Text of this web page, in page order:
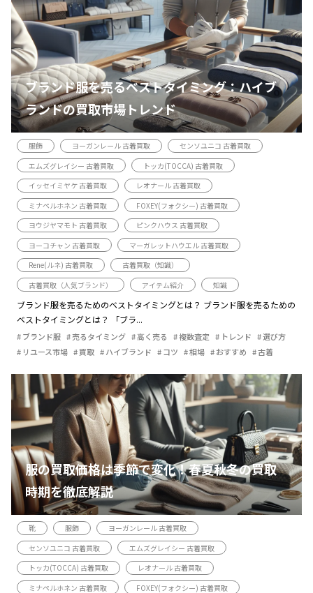
ブランド服を売るベストタイミング：ハイブ
ランドの買取市場トレンド
服飾 ヨーガンレール 古着買取
センソユニコ 古着買取
エムズグレイシー 古着買取
トッカ(TOCCA) 古着買取
イッセイミヤケ 古着買取
レオナール 古着買取
ミナペルホネン 古着買取
FOXEY(フォクシー) 古着買取
ヨウジヤマモト 古着買取
ピンクハウス 古着買取
ヨーコチャン 古着買取
マーガレットハウエル 古着買取
Rene(ルネ) 古着買取
古着買取（知識）
古着買取（人気ブランド）
アイテム紹介 知識
ブランド服を売るためのベストタイミングとは？ ブランド服を売るための
ベストタイミングとは？ 「ブラ...
ブランド服 売るタイミング 高く売る 複数査定 トレンド
選び方
リユース市場
買取 ハイブランド コツ 相場 おすすめ 古着
服の買取価格は季節で変化！春夏秋冬の買取
時期を徹底解説
靴 服飾
ヨーガンレール 古着買取
センソユニコ 古着買取
エムズグレイシー 古着買取
トッカ(TOCCA) 古着買取
レオナール 古着買取
ミナペルホネン 古着買取
FOXEY(フォクシー) 古着買取